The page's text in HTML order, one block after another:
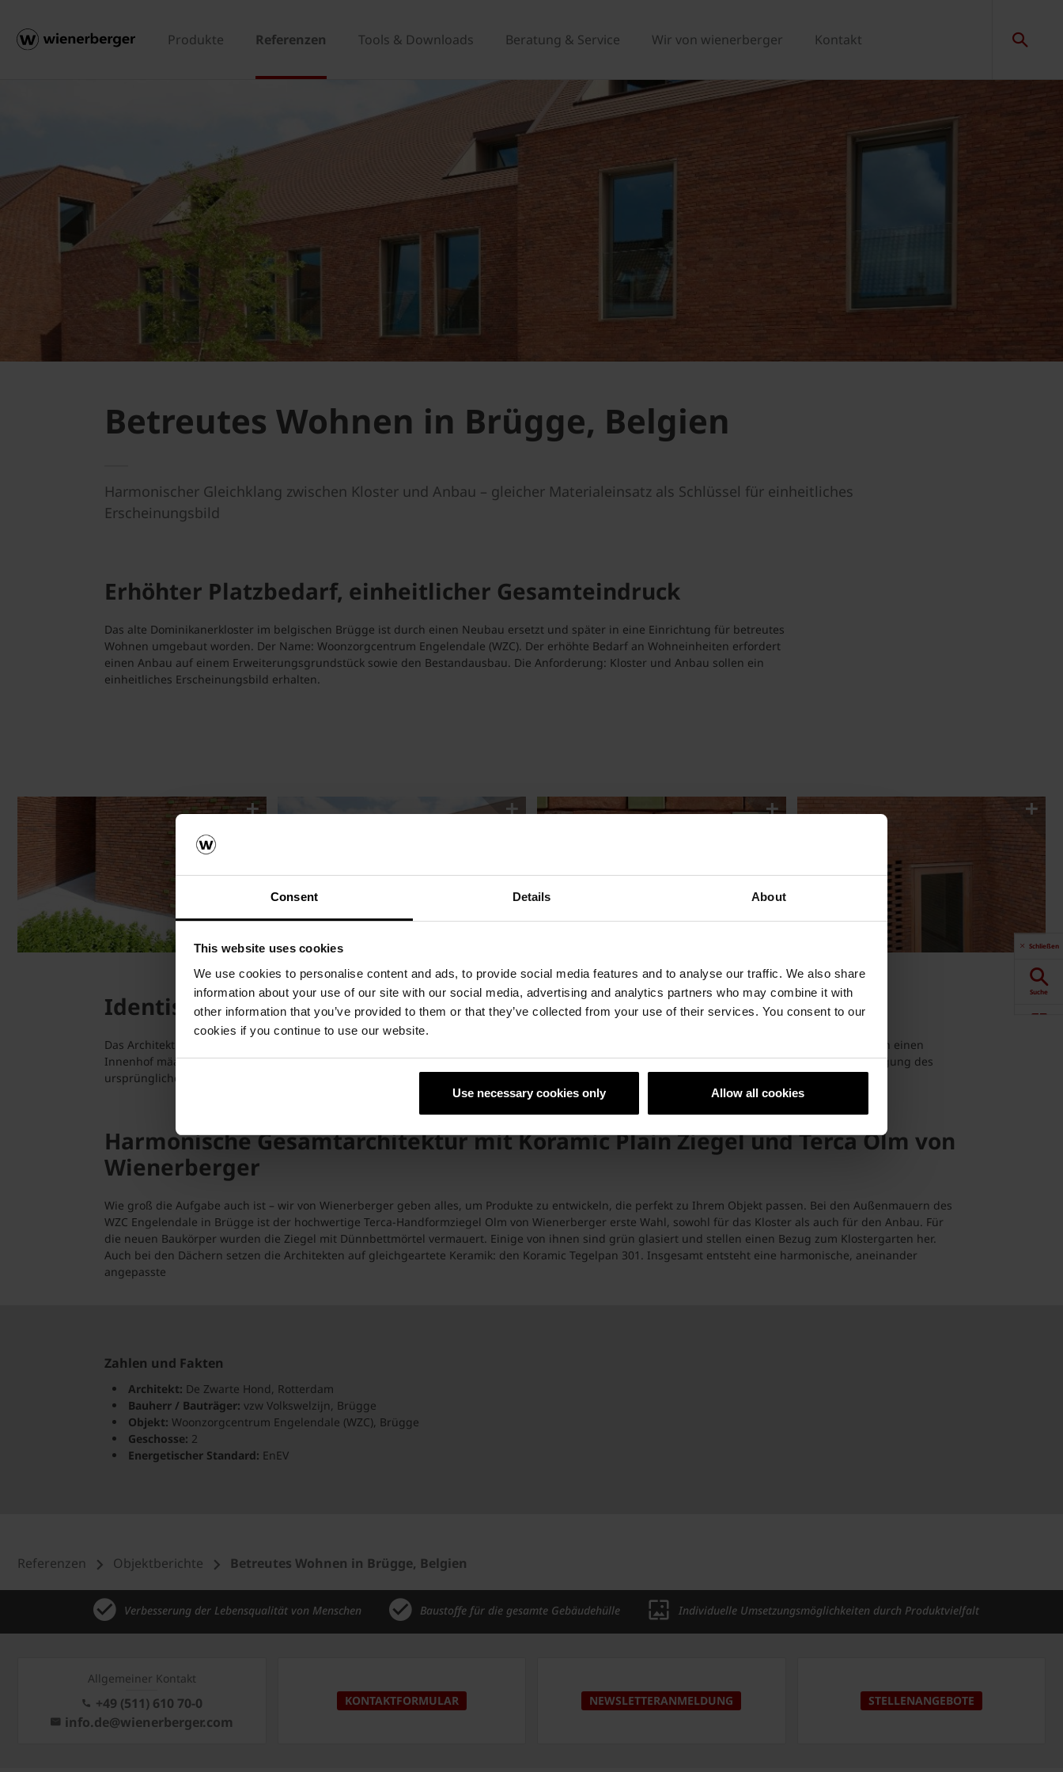
Consent Details About
This website uses cookies
We use cookies to personalise content and ads, to provide social media features and to analyse our traffic. We also share
information about your use of our site with our social media, advertising and analytics partners who may combine it with
other information that you’ve provided to them or that they’ve collected from your use of their services. You consent to our
cookies if you continue to use our website.
Use necessary cookies only Allow all cookies
Produkte Referenzen Tools & Downloads Beratung & Service Wir von wienerberger Kontakt
Betreutes Wohnen in Brügge, Belgien
Harmonischer Gleichklang zwischen Kloster und Anbau – gleicher Materialeinsatz als Schlüssel für einheitliches
Erscheinungsbild
Erhöhter Platzbedarf, einheitlicher Gesamteindruck
Das alte Dominikanerkloster im belgischen Brügge ist durch einen Neubau ersetzt und später in eine Einrichtung für betreutes
Wohnen umgebaut worden. Der Name: Woonzorgcentrum Engelendale (WZC). Der erhöhte Bedarf an Wohneinheiten erfordert
einen Anbau auf einem Erweiterungsgrundstück sowie den Bestandausbau. Die Anforderung: Kloster und Anbau sollen ein
einheitliches Erscheinungsbild erhalten.
Identische Materialwahl, mäanderartige Auflockerung
Das Architekturbüro Gino Debruyne & Architecten, Brügge, entwirft für den Bauherrn vzw Volkswelzijn Brügge drei 2-geschossige Baukörper, die in einen
Innenhof mäandern. In ihnen sind betreute Wohnräume, Studios und Wohnungen untergebracht. Im Fokus der Architektur steht die Berücksichtigung des
ursprünglichen Gebäudecharakters und eine einheitliche architektonische Anmutung – auch in Bezug auf das zu verwendende Ziegelmaterial.
Harmonische Gesamtarchitektur mit Koramic Plain Ziegel und Terca Olm von
Wienerberger
Wie groß die Aufgabe auch ist – wir von Wienerberger geben alles, um Produkte zu entwickeln, die perfekt zu Ihrem Objekt passen. Bei den Außenmauern des
WZC Engelendale in Brügge ist der hochwertige Terca-Handformziegel Olm von Wienerberger erste Wahl, sowohl für das Kloster als auch für den Anbau. Für
die neuen Baukörper wurden die Ziegel mit Dünnbettmörtel vermauert. Einige von ihnen sind grün glasiert und stellen einen Bezug zum Klostergarten her.
Auch bei den Dächern setzen die Architekten auf gleichgeartete Keramik: den Koramic Tegelpan 301. Insgesamt entsteht eine harmonische, aneinander
angepasste
Zahlen und Fakten
Architekt: De Zwarte Hond, Rotterdam
Bauherr / Bauträger: vzw Volkswelzijn, Brügge
Objekt: Woonzorgcentrum Engelendale (WZC), Brügge
Geschosse: 2
Energetischer Standard: EnEV
Schließen
Suche
Referenzen Objektberichte Betreutes Wohnen in Brügge, Belgien
Verbesserung der Lebensqualität von Menschen Baustoffe für die gesamte Gebäudehülle Individuelle Umsetzungsmöglichkeiten durch Produktvielfalt
Allgemeiner Kontakt
+49 (511) 610 70-0
info.de@wienerberger.com
KONTAKTFORMULAR NEWSLETTERANMELDUNG STELLENANGEBOTE